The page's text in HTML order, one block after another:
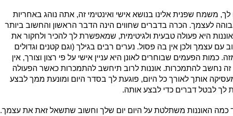
משמח שפנית אלינו בנושא אישי ואינטימי זה, אתה נוהג באחריות
לעצמך. הכרה בדברים שחווים הינה הדבר הראשון והחשוב ביותר
היא פעולה טבעית ולגיטימית, שמאפשרת לך להכיר ולחקור את
עם עצמך ולכן אין בה פסול. נערים רבים בגילך (וגם קטנים וגדולים
כמות הפעמים שבוחרים לאונן היא עניין אישי על פי רצון וצורך, אין
נחשב להתמכרות. אוננות לרוב תיחשב להתמכרות כאשר הפעולה
אותך לאורך כל היום, פוגעת לך בסדר היום ומונעת ממך לבצע
לך לבטל דברים כדי לבצע אותה.
האוננות משתלטת על היום יום שלך וחשוב שתשאל זאת את עצמך.